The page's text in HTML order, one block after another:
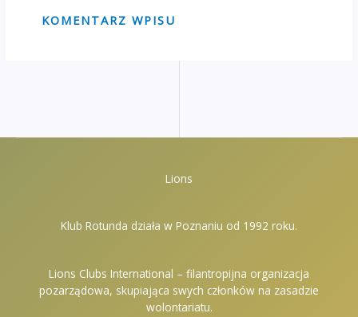
Lions
Klub Rotunda działa w Poznaniu od 1992 roku.
Lions Clubs International – filantropijna organizacja
pozarządowa, skupiająca swych członków na zasadzie
wolontariatu.